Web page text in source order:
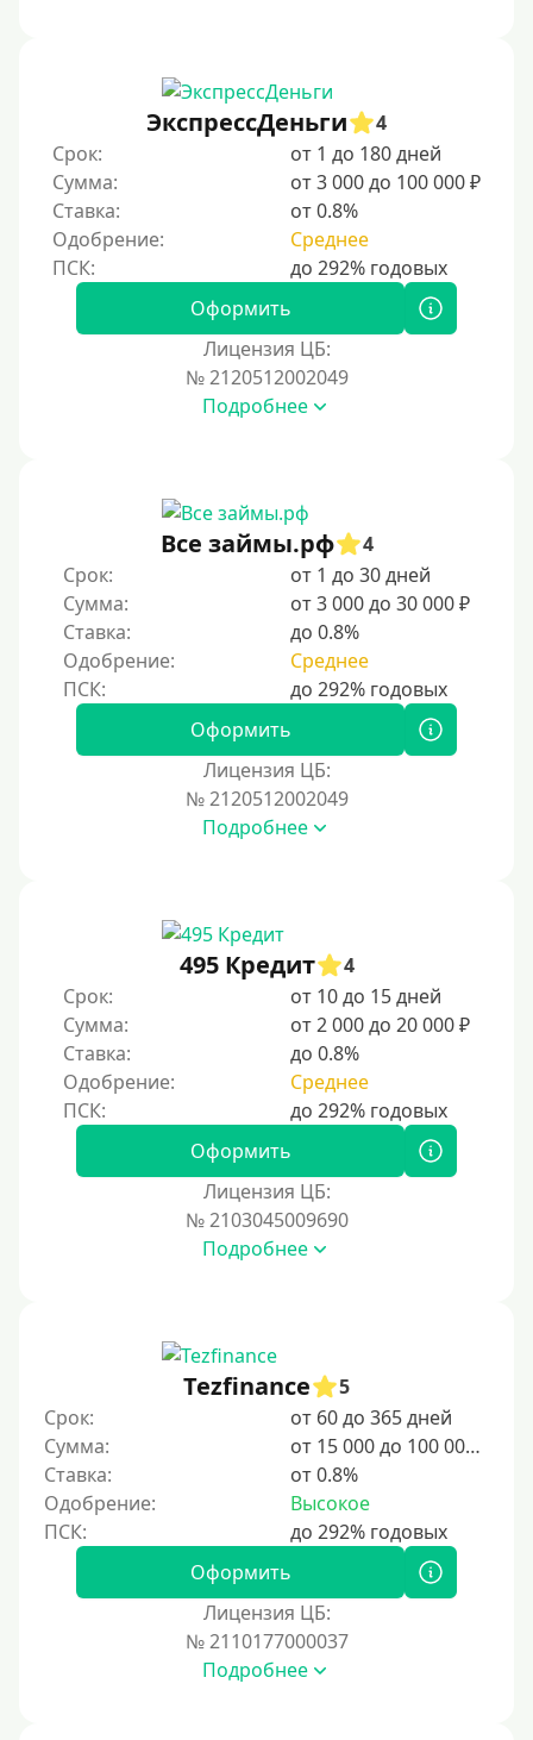
ЭкспрессДеньги
4
Срок:
от 1 до 180 дней
Сумма:
от 3 000 до 100 000 ₽
Ставка:
от 0.8%
Одобрение:
Среднее
Оформить
Лицензия ЦБ:
№ 2120512002049
Подробнее
Все займы.рф
4
Срок:
от 1 до 30 дней
Сумма:
от 3 000 до 30 000 ₽
Ставка:
до 0.8%
Одобрение:
Среднее
Оформить
Лицензия ЦБ:
№ 2120512002049
Подробнее
495 Кредит
4
Срок:
от 10 до 15 дней
Сумма:
от 2 000 до 20 000 ₽
Ставка:
до 0.8%
Одобрение:
Среднее
Оформить
Лицензия ЦБ:
№ 2103045009690
Подробнее
Tezfinance
5
Срок:
от 60 до 365 дней
Сумма:
от 15 000 до 100 000 ₽
Ставка:
от 0.8%
Одобрение:
Высокое
Оформить
Лицензия ЦБ:
№ 2110177000037
Подробнее